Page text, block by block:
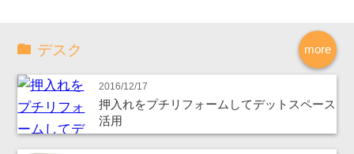
more
デスク
2016/12/17
押入れをプチリフォームしてデットスペース
活用